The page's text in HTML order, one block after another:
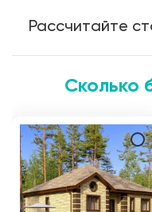
Рассчитайте
Сколько